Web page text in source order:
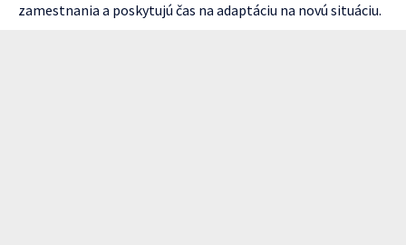
zamestnania a poskytujú čas na adaptáciu na novú situáciu.